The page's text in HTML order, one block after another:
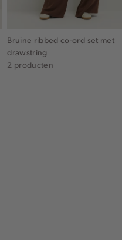
Bruine ribbed co-ord set met
drawstring
2 producten